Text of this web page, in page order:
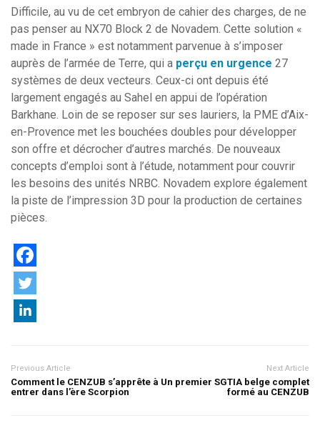
Difficile, au vu de cet embryon de cahier des charges, de ne
pas penser au NX70 Block 2 de Novadem. Cette solution «
made in France » est notamment parvenue à s’imposer
auprès de l’armée de Terre, qui a perçu en urgence 27
systèmes de deux vecteurs. Ceux-ci ont depuis été
largement engagés au Sahel en appui de l’opération
Barkhane. Loin de se reposer sur ses lauriers, la PME d’Aix-
en-Provence met les bouchées doubles pour développer
son offre et décrocher d’autres marchés. De nouveaux
concepts d’emploi sont à l’étude, notamment pour couvrir
les besoins des unités NRBC. Novadem explore également
la piste de l’impression 3D pour la production de certaines
pièces.
Previous Article
Comment le CENZUB s’apprête à
entrer dans l’ère Scorpion
Next Article
Un premier SGTIA belge complet
formé au CENZUB